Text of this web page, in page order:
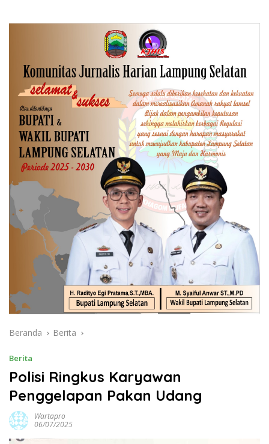
Beranda Berita
Berita
Polisi Ringkus Karyawan
Penggelapan Pakan Udang
Wartapro
06/07/2025